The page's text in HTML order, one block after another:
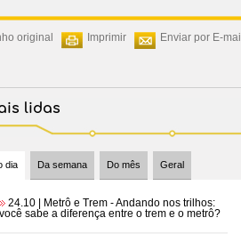
Enviar por E-mail
Imprimir
original
lidas
dia Da semana Do mês Geral
24.10 | Metrô e Trem - Andando nos trilhos:
você sabe a diferença entre o trem e o metrô?